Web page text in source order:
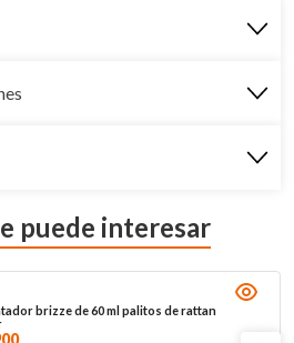
puede interesar
brizze de 60 ml palitos de rattan